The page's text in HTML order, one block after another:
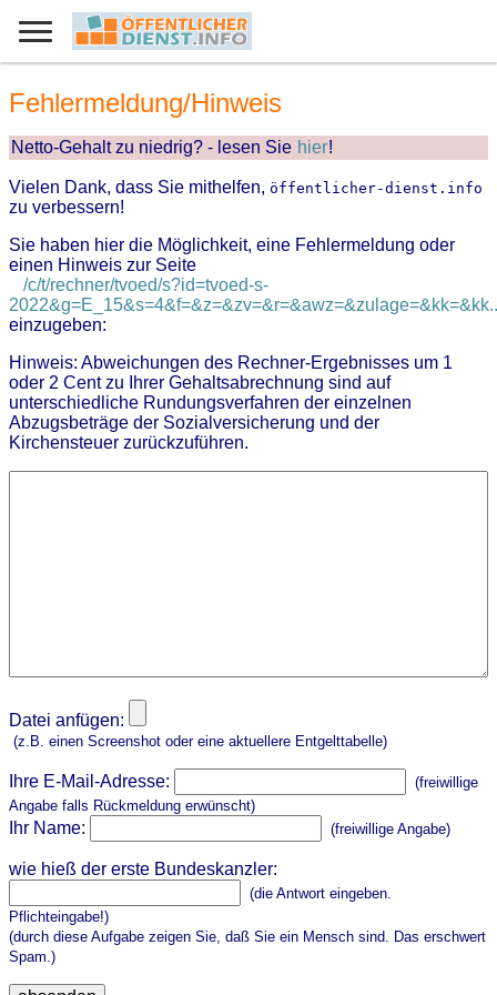
Fehlermeldung/Hinweis
Netto-Gehalt zu niedrig? - lesen Sie hier!
Vielen Dank, dass Sie mithelfen, öffentlicher-dienst.info
zu verbessern!
Sie haben hier die Möglichkeit, eine Fehlermeldung oder
einen Hinweis zur Seite
/c/t/rechner/tvoed/s?id=tvoed-s-
einzugeben:
Hinweis: Abweichungen des Rechner-Ergebnisses um 1
oder 2 Cent zu Ihrer Gehaltsabrechnung sind auf
unterschiedliche Rundungsverfahren der einzelnen
Abzugsbeträge der Sozialversicherung und der
Kirchensteuer zurückzuführen.
Datei anfügen:
(z.B. einen Screenshot oder eine aktuellere Entgelttabelle)
Ihre E-Mail-Adresse:
(freiwillige
Angabe falls Rückmeldung erwünscht)
Ihr Name: (freiwillige Angabe)
wie hieß der erste Bundeskanzler:
(die Antwort eingeben.
Pflichteingabe!)
(durch diese Aufgabe zeigen Sie, daß Sie ein Mensch sind. Das erschwert
Spam.)